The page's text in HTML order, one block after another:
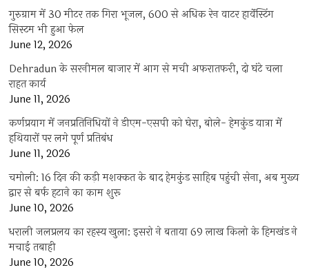
गुरुग्राम में 30 मीटर तक गिरा भूजल, 600 से अधिक रेन वाटर हार्वेस्टिंग
सिस्टम भी हुआ फेल
June 12, 2026
Dehradun के सरनीमल बाजार में आग से मची अफरातफरी, दो घंटे चला
राहत कार्य
June 11, 2026
कर्णप्रयाग में जनप्रतिनिधियों ने डीएम-एसपी को घेरा, बोले- हेमकुंड यात्रा में
हथियारों पर लगे पूर्ण प्रतिबंध
June 11, 2026
चमोली: 16 दिन की कड़ी मशक्कत के बाद हेमकुंड साहिब पहुंची सेना, अब मुख्य
द्वार से बर्फ हटाने का काम शुरू
June 10, 2026
धराली जलप्रलय का रहस्य खुला: इसरो ने बताया 69 लाख किलो के हिमखंड ने
मचाई तबाही
June 10, 2026